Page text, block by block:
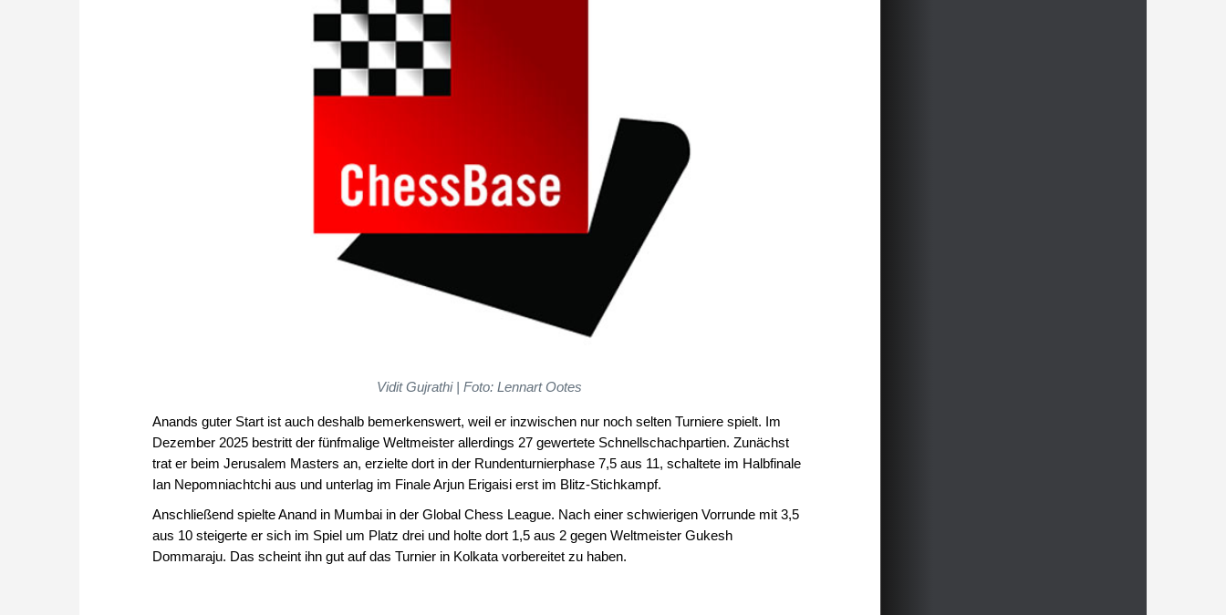
Vidit Gujrathi | Foto: Lennart Ootes
Anands guter Start ist auch deshalb bemerkenswert, weil er inzwischen nur noch selten Turniere spielt. Im
Dezember 2025 bestritt der fünfmalige Weltmeister allerdings 27 gewertete Schnellschachpartien. Zunächst
trat er beim Jerusalem Masters an, erzielte dort in der Rundenturnierphase 7,5 aus 11, schaltete im Halbfinale
Ian Nepomniachtchi aus und unterlag im Finale Arjun Erigaisi erst im Blitz-Stichkampf.
Anschließend spielte Anand in Mumbai in der Global Chess League. Nach einer schwierigen Vorrunde mit 3,5
aus 10 steigerte er sich im Spiel um Platz drei und holte dort 1,5 aus 2 gegen Weltmeister Gukesh
Dommaraju. Das scheint ihn gut auf das Turnier in Kolkata vorbereitet zu haben.